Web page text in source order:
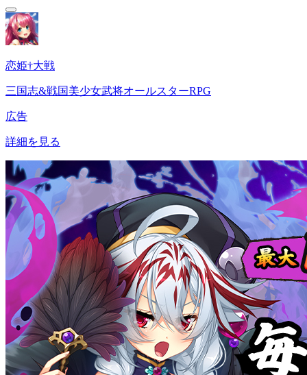
恋姫†大戦
三国志&戦国美少女武将オールスターRPG
広告
詳細を見る